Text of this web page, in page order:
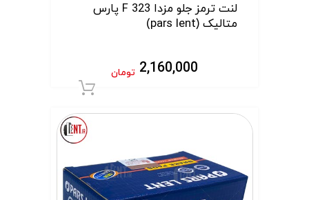
لنت ترمز جلو مزدا 323 F پارس
متالیک (pars lent)
2,160,000 تومان